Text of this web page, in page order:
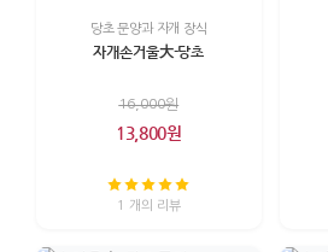
당초 문양과 자개 장식
자개손거울大-당초
16,000원
13,800원
1 개의 리뷰